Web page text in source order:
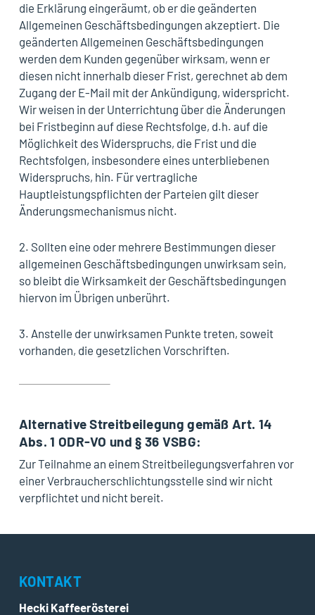
die Erklärung eingeräumt, ob er die geänderten
Allgemeinen Geschäftsbedingungen akzeptiert. Die
geänderten Allgemeinen Geschäftsbedingungen
werden dem Kunden gegenüber wirksam, wenn er
diesen nicht innerhalb dieser Frist, gerechnet ab dem
Zugang der E-Mail mit der Ankündigung, widerspricht.
Wir weisen in der Unterrichtung über die Änderungen
bei Fristbeginn auf diese Rechtsfolge, d.h. auf die
Möglichkeit des Widerspruchs, die Frist und die
Rechtsfolgen, insbesondere eines unterbliebenen
Widerspruchs, hin. Für vertragliche
Hauptleistungspflichten der Parteien gilt dieser
Änderungsmechanismus nicht.
2. Sollten eine oder mehrere Bestimmungen dieser
allgemeinen Geschäftsbedingungen unwirksam sein,
so bleibt die Wirksamkeit der Geschäftsbedingungen
hiervon im Übrigen unberührt.
3. Anstelle der unwirksamen Punkte treten, soweit
vorhanden, die gesetzlichen Vorschriften.
Alternative Streitbeilegung gemäß Art. 14
Abs. 1 ODR-VO und § 36 VSBG:
Zur Teilnahme an einem Streitbeilegungsverfahren vor
einer Verbraucherschlichtungsstelle sind wir nicht
verpflichtet und nicht bereit.
KONTAKT
Hecki Kaffeerösterei